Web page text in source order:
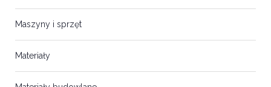
Maszyny i sprzęt
Materiały